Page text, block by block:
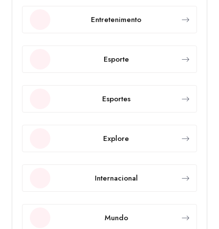
Entretenimento
Esporte
Esportes
Explore
Internacional
Mundo